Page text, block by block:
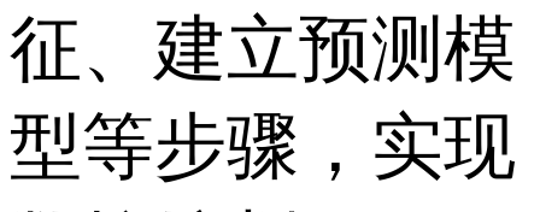
征、建立预测模
型等步骤，实现